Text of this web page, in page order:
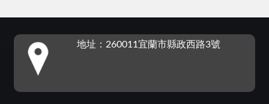
地址：260011宜蘭市縣政西路3號